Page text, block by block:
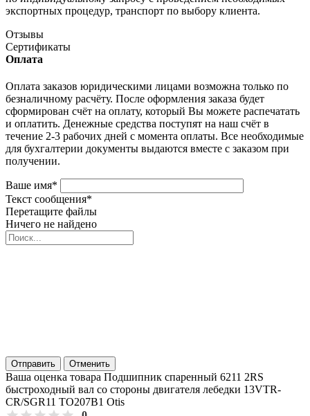
экспортных процедур, транспорт по выбору клиента.
Отзывы
Сертификаты
Оплата
Оплата заказов юридическими лицами возможна только по
безналичному расчёту. После оформления заказа будет
сформирован счёт на оплату, который Вы можете распечатать
и оплатить. Денежные средства поступят на наш счёт в
течение 2-3 рабочих дней с момента оплаты. Все необходимые
для бухгалтерии документы выдаются вместе с заказом при
получении.
Ваше имя*
Текст сообщения*
Перетащите файлы
Ничего не найдено
Отправить Отменить
Ваша оценка товара Подшипник спаренный 6211 2RS
быстроходный вал со стороны двигателя лебедки 13VTR-
CR/SGR11 TO207B1 Otis